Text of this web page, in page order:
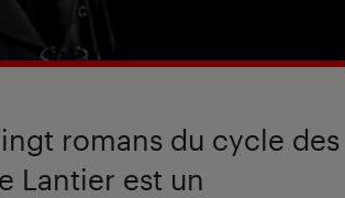
romans du cycle des
Lantier est un